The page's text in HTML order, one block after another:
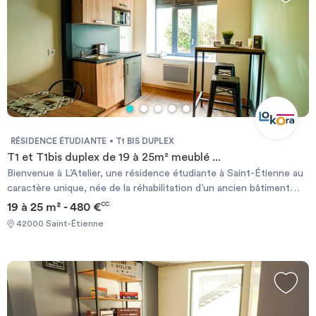
RÉSIDENCE ÉTUDIANTE T1 BIS DUPLEX
T1 et T1bis duplex de 19 à 25m² meublé ...
Bienvenue à L’Atelier, une résidence étudiante à Saint-Étienne au
caractère unique, née de la réhabilitation d’un ancien bâtiment
industriel datant de 1898, imaginé par l’architecte stéphanois
Pierre Lamaizière. Située dans un quartier résidentiel calme, à
seulement 10 minutes du centre-ville de Saint-Étienne, la
immédiate des commerces, restaurants et services. Grâce à ses
deux lignes de tramway et ses nombreuses lignes de bus, les
principaux campus universitaires et établissements
d’enseignement supérieur sont facilement accessibles. Plus qu’un
19 à 25 m² - 480 €CC
42000 Saint-Étienne